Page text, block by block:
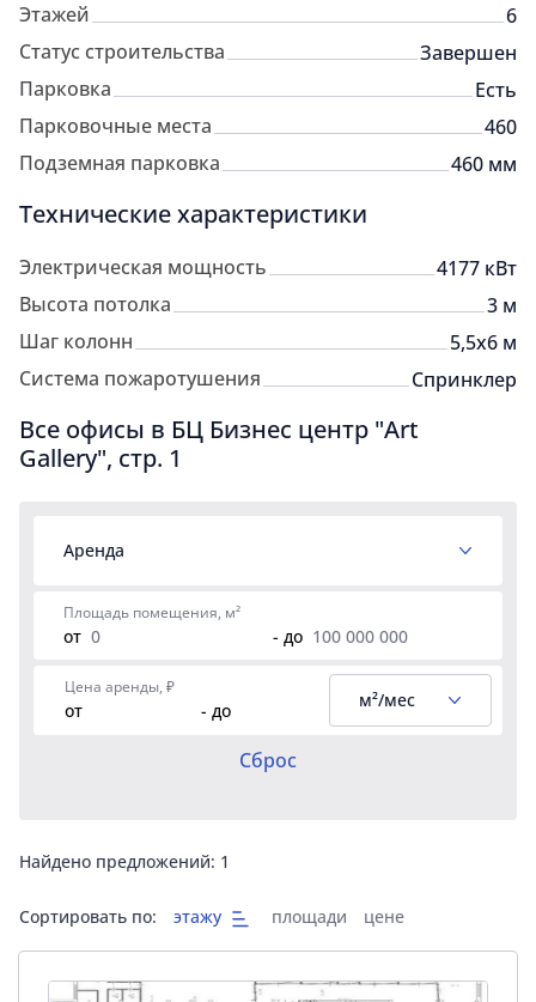
Этажей
6
Статус строительства
Завершен
Парковка
Есть
Парковочные места
460
Подземная парковка
460 мм
Технические характеристики
Электрическая мощность
4177 кВт
Высота потолка
3 м
Шаг колонн
5,5x6 м
Система пожаротушения
Спринклер
Все офисы в БЦ Бизнес центр "Art
Gallery", стр. 1
Аренда
Площадь помещения, м²
от - до
Цена аренды, ₽
от - до м²/мес
Сброс
Найдено предложений: 1
Сортировать по: этажу площади цене